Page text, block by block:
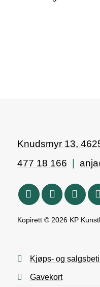
Knudsmyr 13,
477 18 166
Kopirett © 2026 KP
Kjøps- og
Gavekort